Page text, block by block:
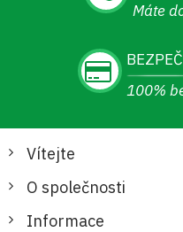
Máte
100%
Vítejte
O společnosti
Informace